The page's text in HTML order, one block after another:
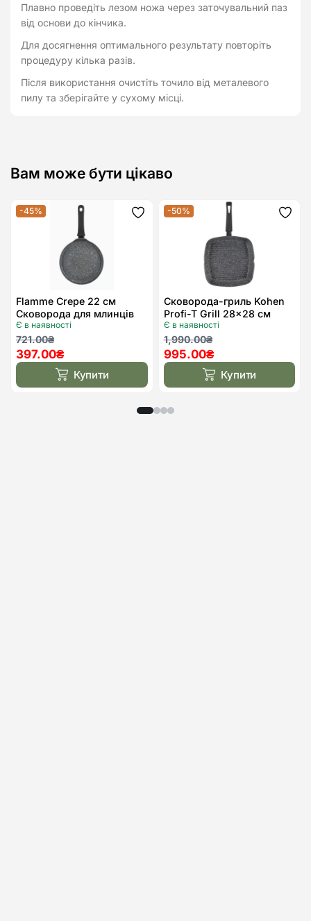
Плавно проведіть лезом ножа через заточувальний паз
від основи до кінчика.
Для досягнення оптимального результату повторіть
процедуру кілька разів.
Після використання очистіть точило від металевого
пилу та зберігайте у сухому місці.
Вам може бути цікаво
-45% Додати
Flamme Crepe 22 см
Сковорода для млинців
Kohen
Є в наявності
721.00₴
Оригінальна
ціна:
721.00₴.
397.00₴
Поточна
ціна:
397.00₴. Купити
-50%
Сковорода-гриль Kohen
Profi-T Grill 28×28 см
Є в наявності
1,990.00₴
Оригінальна
ціна:
1,990.00₴.
995.00₴
Поточна
ціна:
995.00₴.Купити